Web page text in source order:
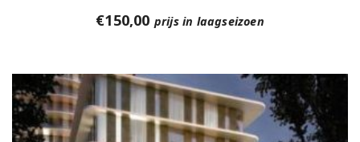
€150,00 prijs in laagseizoen